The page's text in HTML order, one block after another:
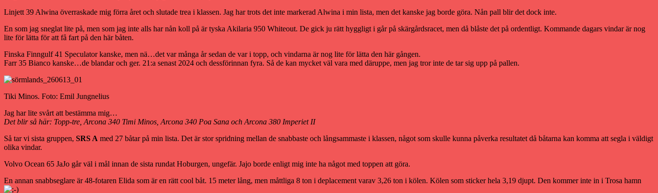
Linjett 39 Alwina överraskade mig förra året och slutade trea i klassen. Jag har trots det inte markerad Alwina i min lista, men det kanske jag borde göra. Nån pall blir det dock inte.
En som jag sneglat lite på, men som jag inte alls har nån koll på är tyska Akilaria 950 Whiteout. De gick ju rätt hyggligt i går på skärgårdsracet, men då blåste det på ordentligt. Kommande dagars vindar är nog
lite för lätta för att få fart på den här båten.
Finska Finngulf 41 Speculator kanske, men nä…det var många år sedan de var i topp, och vindarna är nog lite för lätta den här gången.
Farr 35 Bianco kanske…de blandar och ger. 21:a senast 2024 och dessförinnan fyra. Så de kan mycket väl vara med däruppe, men jag tror inte de tar sig upp på pallen.
Tiki Minos. Foto: Emil Jungnelius
Jag har lite svårt att bestämma mig…
Det blir så här: Topp-tre, Arcona 340 Timi Minos, Arcona 340 Poa Sana och Arcona 380 Imperiet II
Så tar vi sista gruppen, SRS A med 27 båtar på min lista. Det är stor spridning mellan de snabbaste och långsammaste i klassen, något som skulle kunna påverka resultatet då båtarna kan komma att segla i väldigt
olika vindar.
Volvo Ocean 65 JaJo går väl i mål innan de sista rundat Hoburgen, ungefär. Jajo borde enligt mig inte ha något med toppen att göra.
En annan snabbseglare är 48-fotaren Elida som är en rätt cool båt. 15 meter lång, men måttliga 8 ton i deplacement varav 3,26 ton i kölen. Kölen som sticker hela 3,19 djupt. Den kommer inte in i Trosa hamn